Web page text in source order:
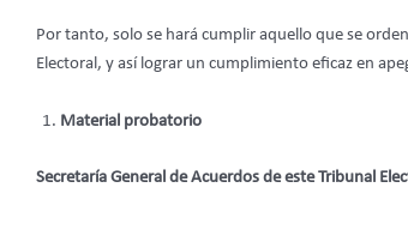
Por tanto, solo se hará cumplir aquello que se
Electoral, y así lograr un cumplimiento eficaz en
Material probatorio
Secretaría General de Acuerdos de este Tribunal